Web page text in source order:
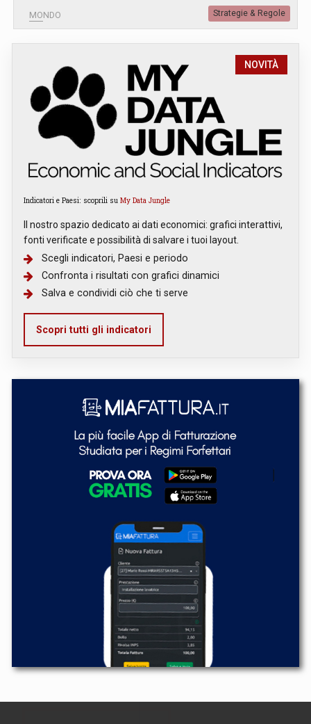
MONDO Strategie & Regole
NOVITÀ
Indicatori e Paesi: scoprili su My Data Jungle
Il nostro spazio dedicato ai dati economici: grafici interattivi,
fonti verificate e possibilità di salvare i tuoi layout.
Scegli indicatori, Paesi e periodo
Confronta i risultati con grafici dinamici
Salva e condividi ciò che ti serve
Scopri tutti gli indicatori